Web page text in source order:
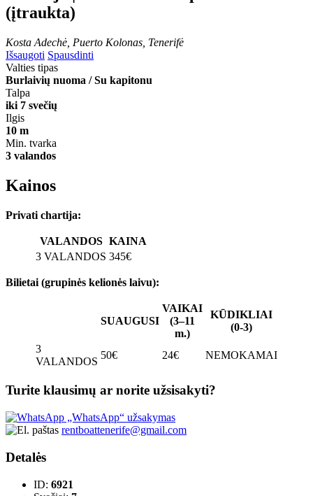
(įtraukta)
Kosta Adechė, Puerto Kolonas, Tenerifė
Išsaugoti Spausdinti
Valties tipas
Burlaivių nuoma / Su kapitonu
Talpa
iki 7 svečių
Ilgis
10 m
Min. tvarka
3 valandos
Kainos
Privati chartija:
VALANDOS KAINA
3 VALANDOS 345€
Bilietai (grupinės kelionės laivu):
SUAUGUSI
VAIKAI
(3–11
m.)
KŪDIKLIAI
(0-3)
3
VALANDOS
50€ 24€ NEMOKAMAI
Turite klausimų ar norite užsisakyti?
„WhatsApp“ užsakymas
rentboattenerife@gmail.com
Detalės
ID: 6921